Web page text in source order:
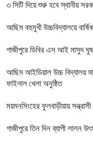
৩ সিটি দিয়ে শুরু হবে স্থানীয়
আছিম বহুমুখী উচ্চবিদ্যালয়ে
গাজীপুরে ডিবির এস আই মাসুদ ঘুষ
আছিম আইডিয়াল উচ্চ বিদ্যালয়
ফাইনাল খেলা অনুষ্ঠিত
ময়মনসিংহের ফুলবাড়ীয়ায়
গাজীপুরে তিন দিন ব্যাপী লালন